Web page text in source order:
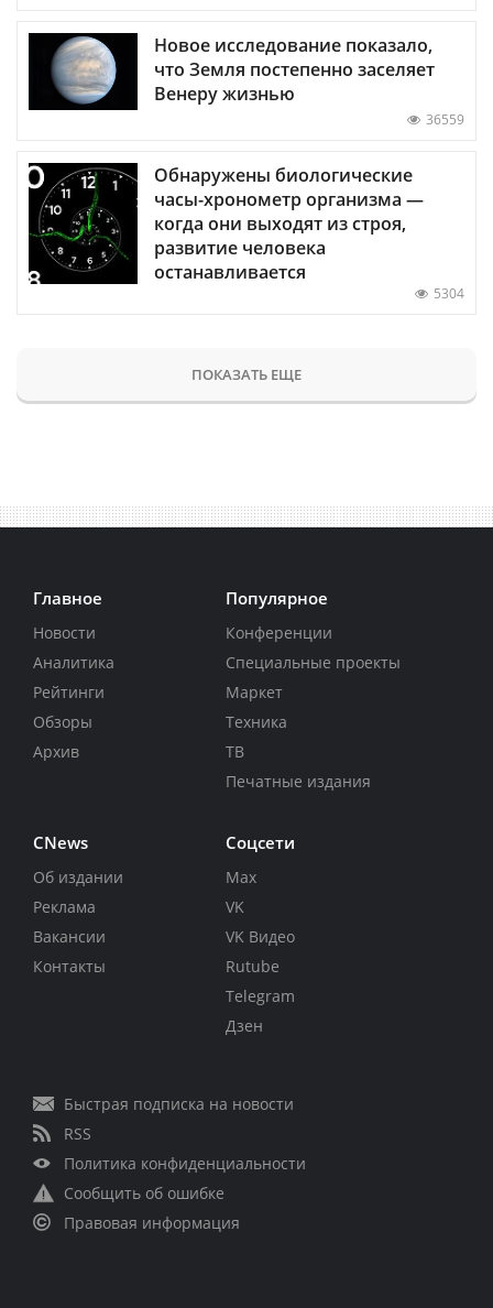
Новое исследование показало,
что Земля постепенно заселяет
Венеру жизнью
36559
Обнаружены биологические
часы-хронометр организма —
когда они выходят из строя,
развитие человека
останавливается
5304
ПОКАЗАТЬ ЕЩЕ
Главное
Новости
Аналитика
Рейтинги
Обзоры
Архив
Популярное
Конференции
Специальные проекты
Маркет
Техника
ТВ
Печатные издания
CNews
Об издании
Реклама
Вакансии
Контакты
Соцсети
Max
VK
VK Видео
Rutube
Telegram
Дзен
Быстрая подписка на новости
RSS
Политика конфиденциальности
Сообщить об ошибке
Правовая информация